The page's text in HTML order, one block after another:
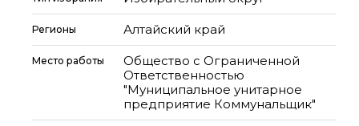
Регионы Алтайский край
Место работы
Общество с Ограниченной
Ответственностью
"Муниципальное унитарное
предприятие Коммунальщик"